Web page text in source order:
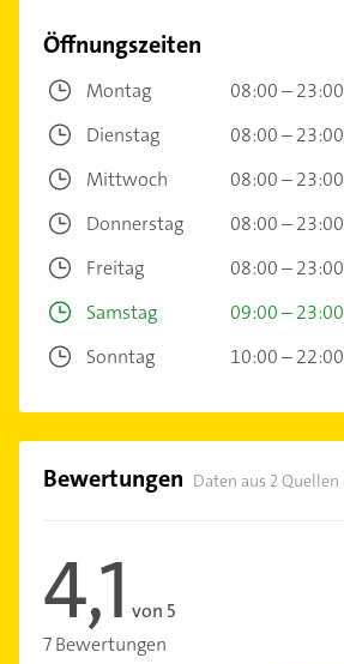
Öffnungszeiten
Montag
08:00 – 23:00
Dienstag
08:00 – 23:00
Mittwoch
08:00 – 23:00
Donnerstag
08:00 – 23:00
Freitag
08:00 – 23:00
Samstag
09:00 – 23:00
Sonntag
10:00 – 22:00
Bewertungen Daten aus 2 Quellen
4,1 von 5
7 Bewertungen